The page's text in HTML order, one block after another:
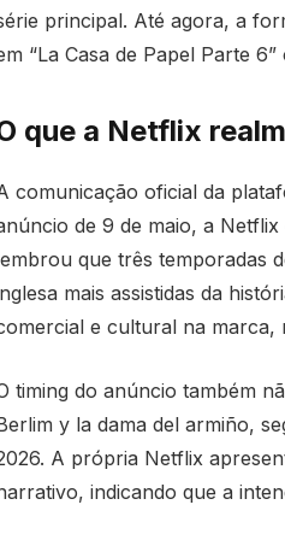
principal. Até agora, a
“La Casa de Papel Parte 6”
que a Netflix
comunicação oficial da
de 9 de maio, a
que três temporadas
mais assistidas da
e cultural na marca,
timing do anúncio também
y la dama del armiño,
A própria Netflix
indicando que a